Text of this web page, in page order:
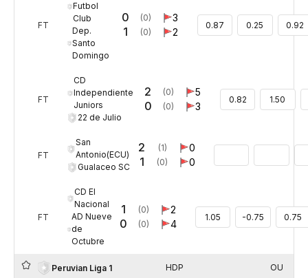
FT
Futbol
Club
Dep.
Santo
Domingo
0
1
(0)
(0)
3
2
0.87 0.25 0.92
FT
CD
Independiente
Juniors
22 de Julio
2
0
(0)
(0)
5
3
0.82 1.50
FT
San
Antonio(ECU)
Gualaceo SC
2
1
(1)
(0)
0
0
FT
CD El
Nacional
AD Nueve
de
Octubre
1
0
(0)
(0)
2
4
1.05 -0.75 0.75
Peruvian Liga 1 HDP OU